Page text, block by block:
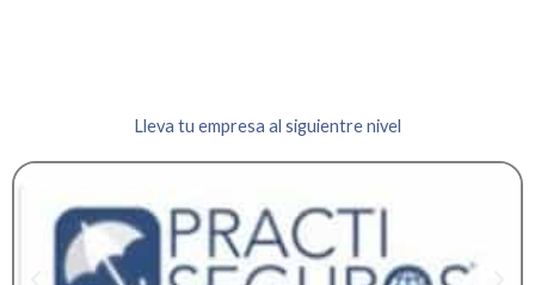
Lleva tu empresa al siguientre nivel